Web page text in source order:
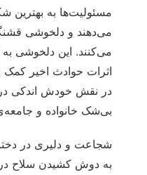
مسئولیت‌ها به
می‌دهند و دلخوشی
می‌کنند. این دلخوشی
اثرات حوادث اخیر
در نقش خودش اندکی در
بی‌شک خانواده و
شجاعت و دلیری در
به دوش کشیدن سلاح